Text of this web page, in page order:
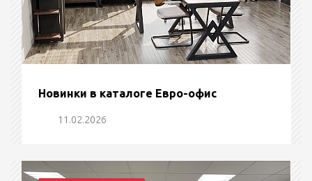
Новинки в каталоге Евро-офис
11.02.2026